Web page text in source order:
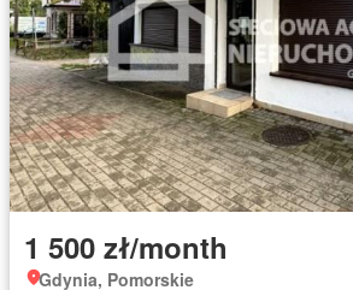
1 500 zł/month
Gdynia, Pomorskie